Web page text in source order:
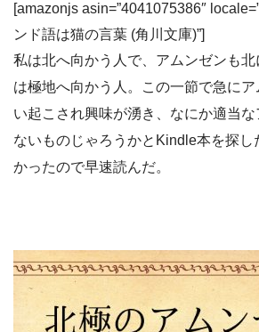
[amazonjs asin=”4041075386″
ンド語は猫の言葉 (角川文庫)”]
私は北へ向かう人で、アムンゼンも
は極地へ向かう人。この一節で急に
い起こされ興味が湧き、なにか適当
ないものじゃろうかとKindle本を探し
かったので早速読んだ。